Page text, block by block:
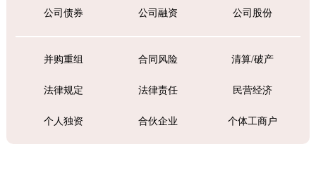
公司债券 公司融资 公司股份
并购重组 合同风险 清算/破产
法律规定 法律责任 民营经济
个人独资 合伙企业 个体工商户